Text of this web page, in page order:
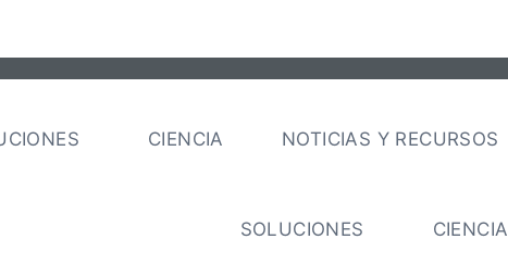
CIENCIA NOTICIAS Y RECURSOS
SOLUCIONES CIENCIA